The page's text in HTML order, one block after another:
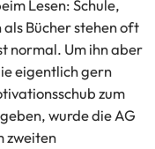
Lesen: Schule,
Bücher stehen oft
normal. Um ihn aber
eigentlich gern
zum
wurde die AG
zweiten